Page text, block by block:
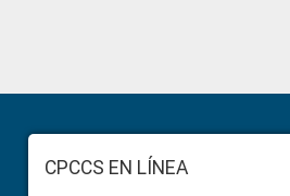
Sidebar
FooterCPCCS EN LÍNEA